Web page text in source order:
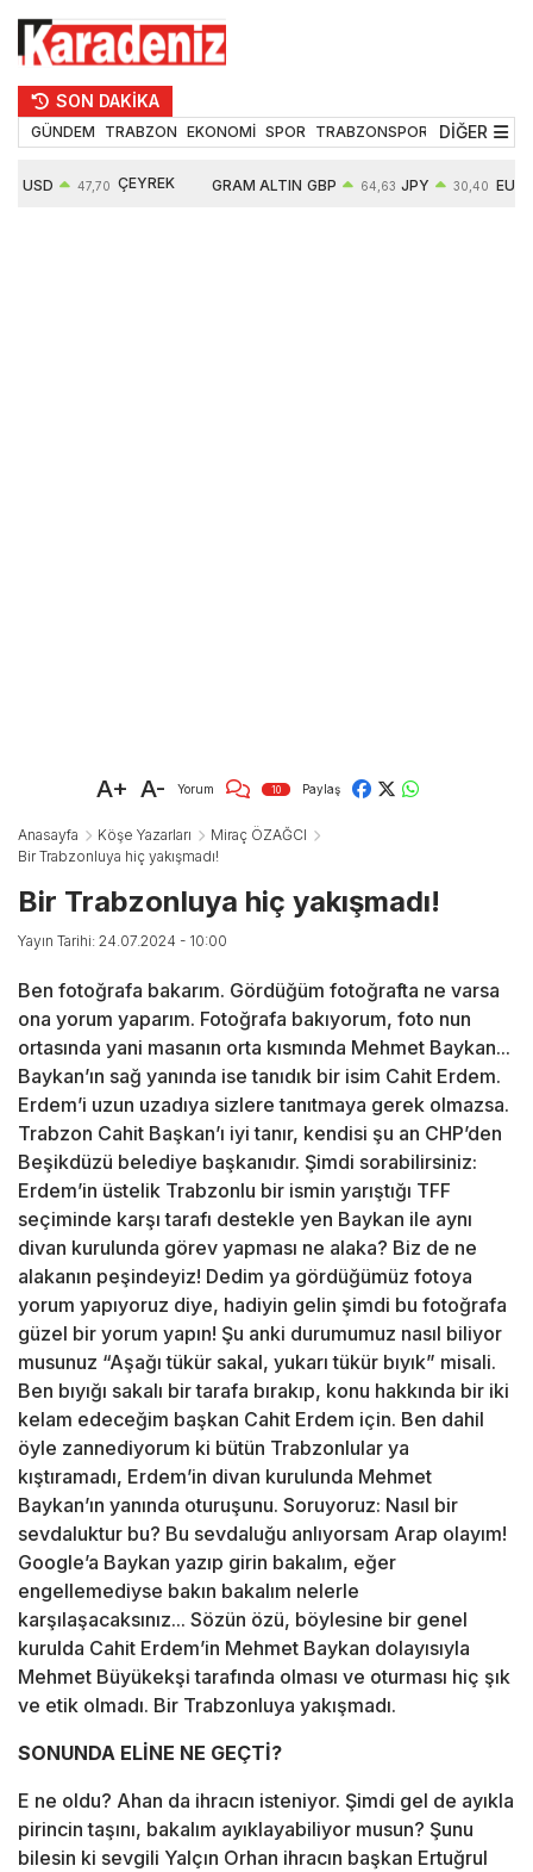
SON DAKİKA
GÜNDEM TRABZON EKONOMİ SPOR TRABZONSPOR TEKNOLOJİ
DİĞER
USD 47,70 ÇEYREK GRAM ALTIN GBP 64,63 JPY 30,40 EUR
A+ A- Yorum 10 Paylaş
Anasayfa Köşe Yazarları
Miraç ÖZAĞCI
Bir Trabzonluya hiç yakışmadı!
Bir Trabzonluya hiç yakışmadı!
Yayın Tarihi: 24.07.2024 - 10:00
Ben fotoğrafa bakarım. Gördüğüm fotoğrafta ne varsa
ona yorum yaparım. Fotoğrafa bakıyorum, foto nun
ortasında yani masanın orta kısmında Mehmet Baykan...
Baykan’ın sağ yanında ise tanıdık bir isim Cahit Erdem.
Erdem’i uzun uzadıya sizlere tanıtmaya gerek olmazsa.
Trabzon Cahit Başkan’ı iyi tanır, kendisi şu an CHP’den
Beşikdüzü belediye başkanıdır. Şimdi sorabilirsiniz:
Erdem’in üstelik Trabzonlu bir ismin yarıştığı TFF
seçiminde karşı tarafı destekle yen Baykan ile aynı
divan kurulunda görev yapması ne alaka? Biz de ne
alakanın peşindeyiz! Dedim ya gördüğümüz fotoya
yorum yapıyoruz diye, hadiyin gelin şimdi bu fotoğrafa
güzel bir yorum yapın! Şu anki durumumuz nasıl biliyor
musunuz “Aşağı tükür sakal, yukarı tükür bıyık” misali.
Ben bıyığı sakalı bir tarafa bırakıp, konu hakkında bir iki
kelam edeceğim başkan Cahit Erdem için. Ben dahil
öyle zannediyorum ki bütün Trabzonlular ya
kıştıramadı, Erdem’in divan kurulunda Mehmet
Baykan’ın yanında oturuşunu. Soruyoruz: Nasıl bir
sevdaluktur bu? Bu sevdaluğu anlıyorsam Arap olayım!
Google’a Baykan yazıp girin bakalım, eğer
engellemediyse bakın bakalım nelerle
karşılaşacaksınız... Sözün özü, böylesine bir genel
kurulda Cahit Erdem’in Mehmet Baykan dolayısıyla
Mehmet Büyükekşi tarafında olması ve oturması hiç şık
ve etik olmadı. Bir Trabzonluya yakışmadı.
SONUNDA ELİNE NE GEÇTİ?
E ne oldu? Ahan da ihracın isteniyor. Şimdi gel de ayıkla
pirincin taşını, bakalım ayıklayabiliyor musun? Şunu
bilesin ki sevgili Yalçın Orhan ihracın başkan Ertuğrul